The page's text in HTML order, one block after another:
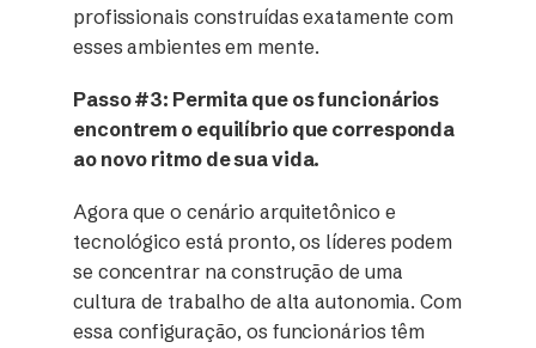
profissionais construídas exatamente com
esses ambientes em mente.
Passo #3: Permita que os funcionários
encontrem o equilíbrio que corresponda
ao novo ritmo de sua vida.
Agora que o cenário arquitetônico e
tecnológico está pronto, os líderes podem
se concentrar na construção de uma
cultura de trabalho de alta autonomia. Com
essa configuração, os funcionários têm